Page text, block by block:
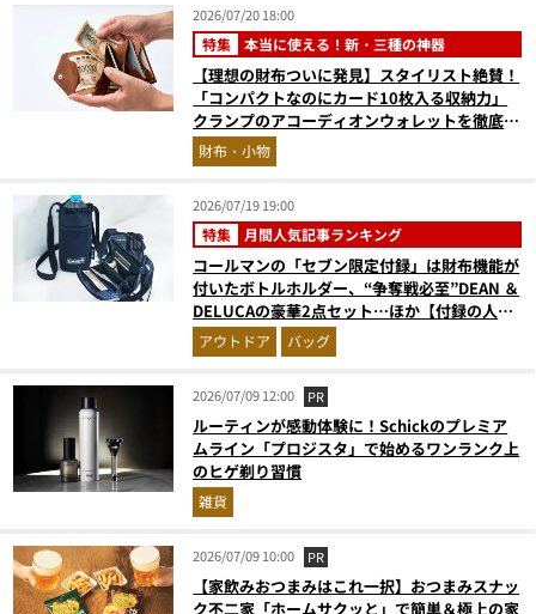
2026/07/20 18:00
特集 本当に使える！新・三種の神器
【理想の財布ついに発見】スタイリスト絶賛！
「コンパクトなのにカード10枚入る収納力」
クランプのアコーディオンウォレットを徹底レ
ビュー。使い込むほどにツヤが出るプエブロレ
ザーも優秀
財布・小物
2026/07/19 19:00
特集 月間人気記事ランキング
コールマンの「セブン限定付録」は財布機能が
付いたボトルホルダー、“争奪戦必至”DEAN ＆
DELUCAの豪華2点セット…ほか【付録の人気
記事ランキングベスト3】（2026年6月版）
アウトドア バッグ
2026/07/09 12:00 PR
ルーティンが感動体験に！Schickのプレミア
ムライン「プロジスタ」で始めるワンランク上
のヒゲ剃り習慣
雑貨
2026/07/09 10:00 PR
【家飲みおつまみはこれ一択】おつまみスナッ
ク不二家「ホームサクッと」で簡単＆極上の家